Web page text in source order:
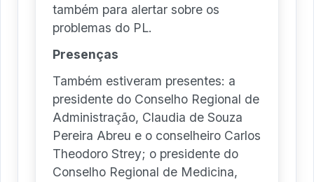
também para alertar sobre os
problemas do PL.
Presenças
Também estiveram presentes: a
presidente do Conselho Regional de
Administração, Claudia de Souza
Pereira Abreu e o conselheiro Carlos
Theodoro Strey; o presidente do
Conselho Regional de Medicina,